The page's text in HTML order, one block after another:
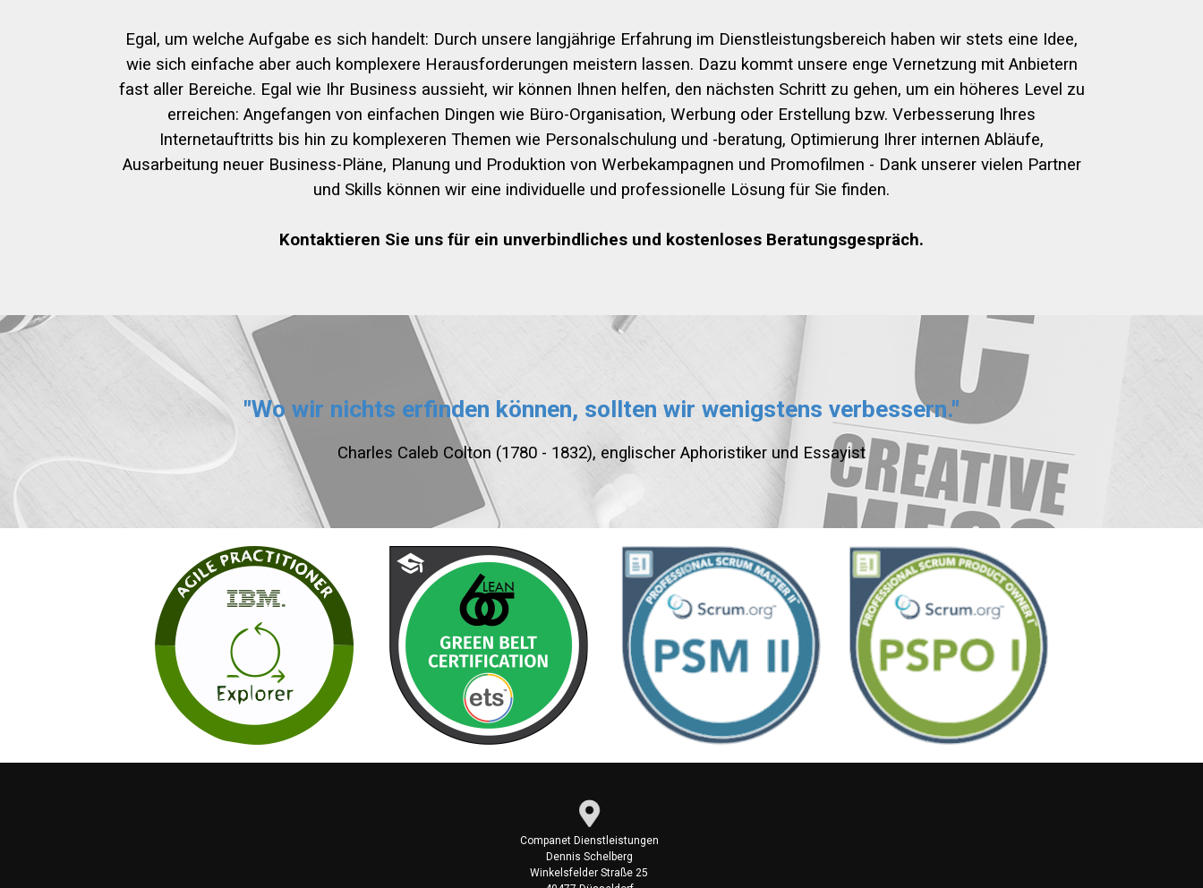
Egal, um welche Aufgabe es sich handelt: Durch unsere langjährige Erfahrung im Dienstleistungsbereich haben wir stets eine Idee,
wie sich einfache aber auch komplexere Herausforderungen meistern lassen. Dazu kommt unsere enge Vernetzung mit Anbietern
fast aller Bereiche. Egal wie Ihr Business aussieht, wir können Ihnen helfen, den nächsten Schritt zu gehen, um ein höheres Level zu
erreichen: Angefangen von einfachen Dingen wie Büro-Organisation, Werbung oder Erstellung bzw. Verbesserung Ihres
Internetauftritts bis hin zu komplexeren Themen wie Personalschulung und -beratung, Optimierung Ihrer internen Abläufe,
Ausarbeitung neuer Business-Pläne, Planung und Produktion von Werbekampagnen und Promofilmen - Dank unserer vielen Partner
und Skills können wir eine individuelle und professionelle Lösung für Sie finden.
Kontaktieren Sie uns für ein unverbindliches und kostenloses Beratungsgespräch.
"Wo wir nichts erfinden können, sollten wir wenigstens verbessern."
Charles Caleb Colton (1780 - 1832), englischer Aphoristiker und Essayist
Companet Dienstleistungen
Dennis Schelberg
Winkelsfelder Straße 25